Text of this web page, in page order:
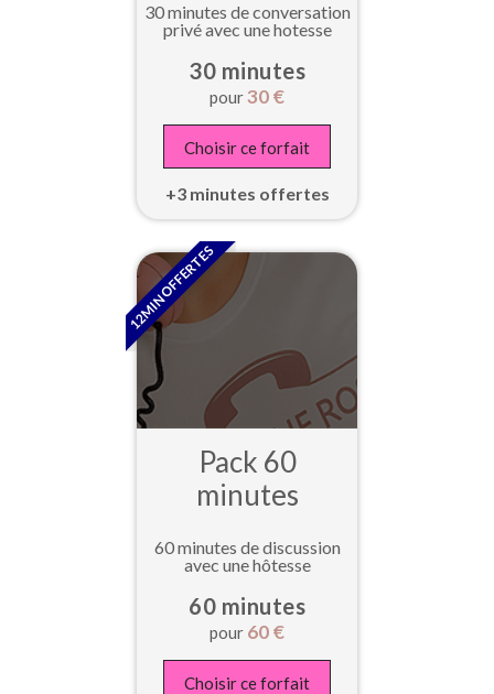
30 minutes de conversation
privé avec une hotesse
30 minutes
pour 30€
Choisir ce forfait
+3 minutes offertes
12MIN OFFERTES
Pack 60
minutes
60 minutes de discussion
avec une hôtesse
60 minutes
pour 60€
Choisir ce forfait